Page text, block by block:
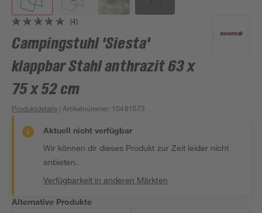
(4)
Campingstuhl 'Siesta'
klappbar Stahl anthrazit 63 x
75 x 52 cm
Produktdetails | Artikelnummer: 10481573
Aktuell nicht verfügbar
Wir können dir dieses Produkt zur Zeit leider nicht
anbieten.
Verfügbarkeit in anderen Märkten
Alternative Produkte